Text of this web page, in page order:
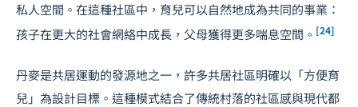
私人空間。在這種社區中，育兒可以自然地成為共同的事業：
孩子在更大的社會網絡中成長，父母獲得更多喘息空間。 [24]
丹麥是共居運動的發源地之一，許多共居社區明確以「方便育
兒」為設計目標。這種模式結合了傳統村落的社區感與現代都